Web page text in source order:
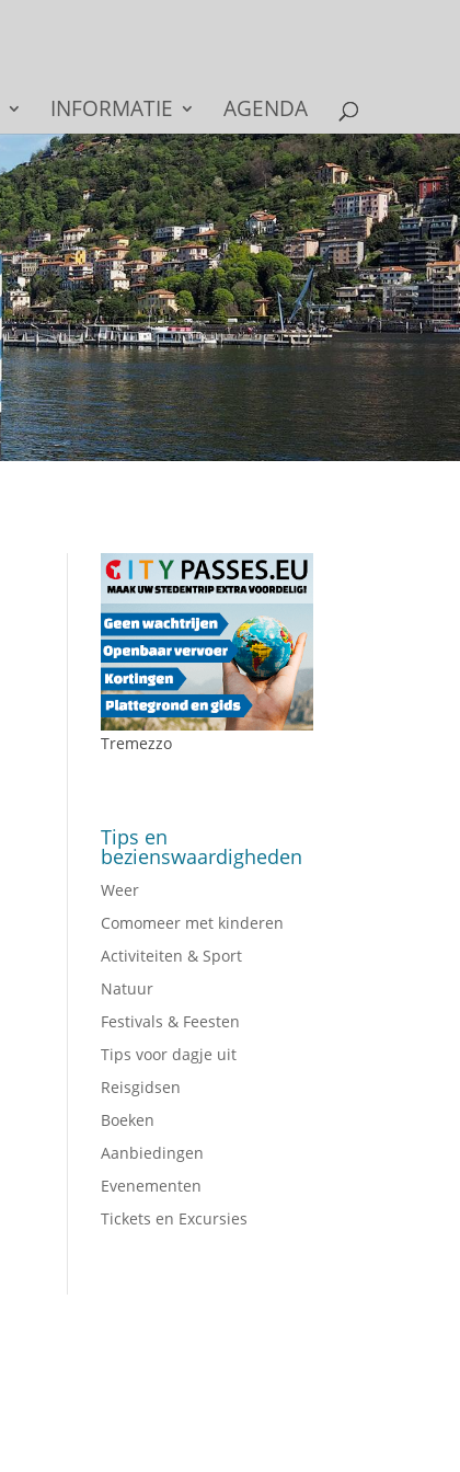
INFORMATIE AGENDA
Tremezzo
Tips en
bezienswaardigheden
Weer
Comomeer met kinderen
Activiteiten & Sport
Natuur
Festivals & Feesten
Tips voor dagje uit
Reisgidsen
Boeken
Aanbiedingen
Evenementen
Tickets en Excursies